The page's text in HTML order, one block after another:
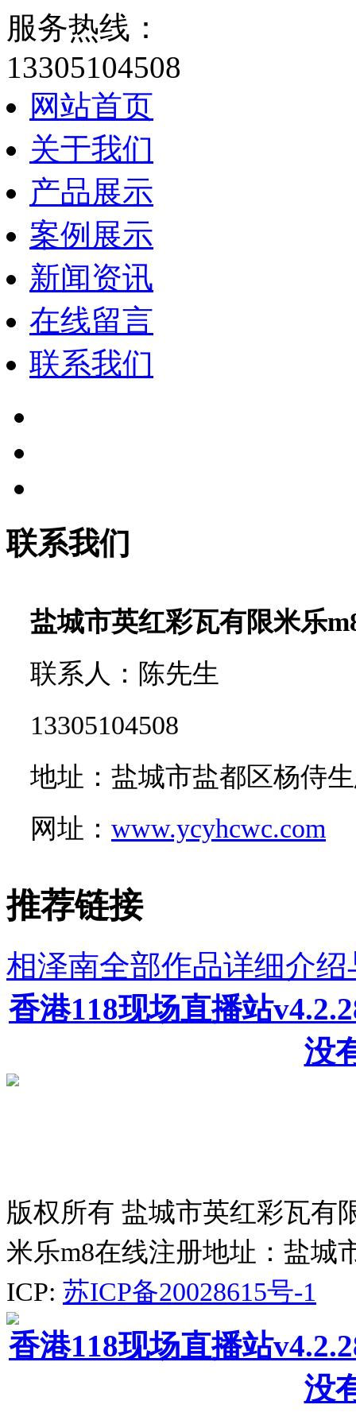
服务热线：
13305104508
网站首页
关于我们
产品展示
案例展示
新闻资讯
在线留言
联系我们
联系我们
盐城市英红彩瓦有限米乐
联系人：陈先生
13305104508
地址：盐城市盐都区杨侍
网址： www.ycyhcwc.com
推荐链接
相泽南全部作品详细介
香港118现场直播站
没
版权所有 盐城市英红彩瓦有
米乐m8在线注册地址：盐城
ICP: 苏ICP备20028615号-1
香港118现场直播站
没